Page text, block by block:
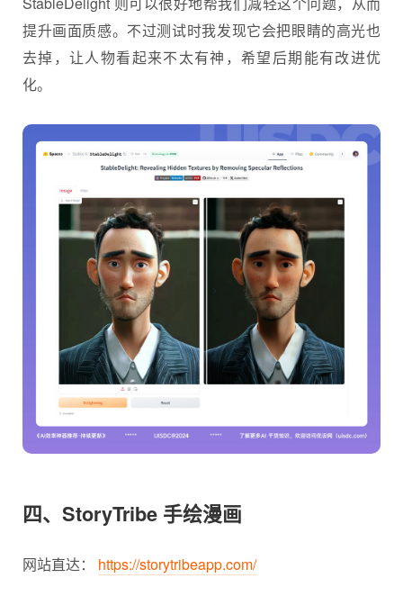
提升画面质感。不过测试时我发现它会把眼睛的高光也
去掉，让人物看起来不太有神，希望后期能有改进优
化。
四、StoryTribe 手绘漫画
网站直达： https://storytribeapp.com/